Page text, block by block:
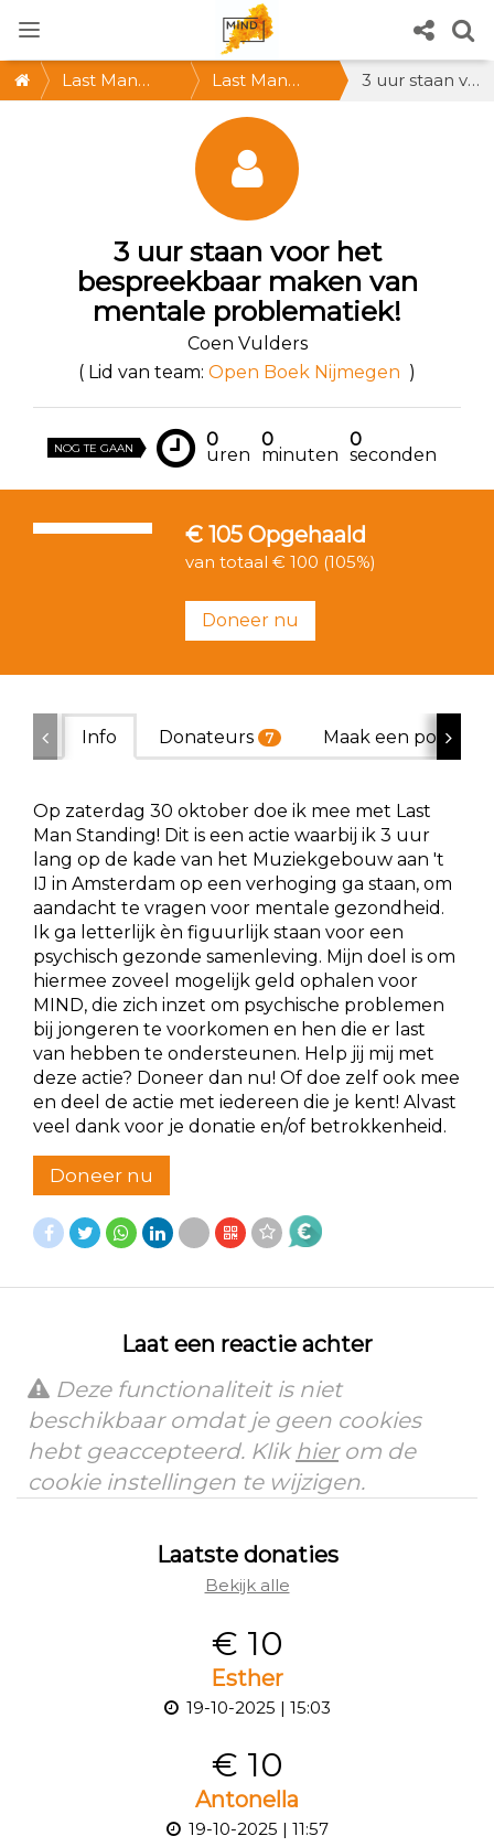
Last Man
Last Man
Standing
@Amsterdam
* ZA 30 OKT
* Doe mee!
3 uur staan voor het bespreekbaar maken van mentale problematiek!
3 uur staan voor het
bespreekbaar maken van
mentale problematiek!
Coen Vulders
( Lid van team: Open Boek Nijmegen )
NOG TE GAAN 0
uren
0
minuten
0
seconden
€ 105 Opgehaald
van totaal € 100 (105%)
Doneer nu
Info Donateurs 7 Maak een poster
Op zaterdag 30 oktober doe ik mee met Last
Man Standing! Dit is een actie waarbij ik 3 uur
lang op de kade van het Muziekgebouw aan 't
IJ in Amsterdam op een verhoging ga staan, om
aandacht te vragen voor mentale gezondheid.
Ik ga letterlijk èn figuurlijk staan voor een
psychisch gezonde samenleving. Mijn doel is om
hiermee zoveel mogelijk geld ophalen voor
MIND, die zich inzet om psychische problemen
bij jongeren te voorkomen en hen die er last
van hebben te ondersteunen. Help jij mij met
deze actie? Doneer dan nu! Of doe zelf ook mee
en deel de actie met iedereen die je kent! Alvast
veel dank voor je donatie en/of betrokkenheid.
Doneer nu
Laat een reactie achter
Deze functionaliteit is niet
beschikbaar omdat je geen cookies
hebt geaccepteerd. Klik hierom de
cookie instellingen te wijzigen.
Laatste donaties
Bekijk alle
€ 10
Esther
19-10-2025 | 15:03
€ 10
Antonella
19-10-2025 | 11:57